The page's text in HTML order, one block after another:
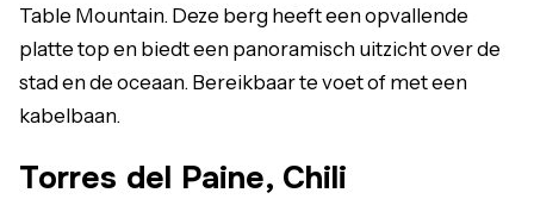
Table Mountain. Deze berg heeft een opvallende
platte top en biedt een panoramisch uitzicht over de
stad en de oceaan. Bereikbaar te voet of met een
kabelbaan.
Torres del Paine, Chili